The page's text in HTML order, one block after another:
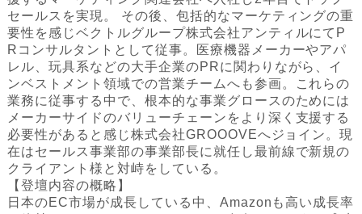
セールスを実現。 その後、包括的なマーケティングの重
要性を感じベクトルグループ株式会社アンティルにてP
Rコンサルタントとして従事。医療機器メーカーやアパ
レル、玩具系などの大手企業のPRに関わりながら、イ
ンベストメント領域での営業チームへも参画。これらの
業務に従事する中で、根本的な事業グロースのためには
メーカーサイドのバリューチェーンをより深く支援する
必要性があると感じ株式会社GROOOVEへジョイン。現
在はセールス事業部の事業部長に就任し最前線で新規の
クライアント様と対峙をしている。
【登壇内容の概略】‍
日本のEC市場が成長している中、Amazonも高い成長率